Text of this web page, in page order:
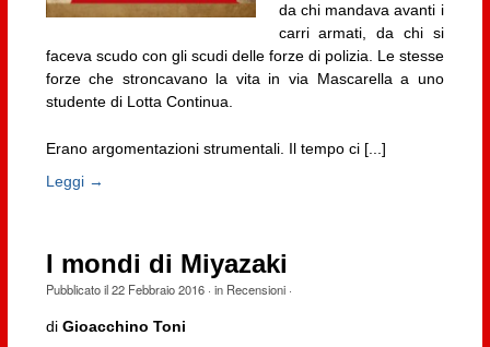
da chi mandava avanti i
carri armati, da chi si
faceva scudo con gli scudi delle forze di polizia. Le stesse
forze che stroncavano la vita in via Mascarella a uno
studente di Lotta Continua.
Erano argomentazioni strumentali. Il tempo ci [...]
Leggi →
I mondi di Miyazaki
Pubblicato il22 Febbraio 2016· in Recensioni·
di Gioacchino Toni